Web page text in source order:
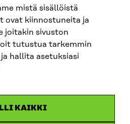
mistä sisällöistä
ovat kiinnostuneita ja
joitakin sivuston
tutustua tarkemmin
hallita asetuksiasi
KAIKKI